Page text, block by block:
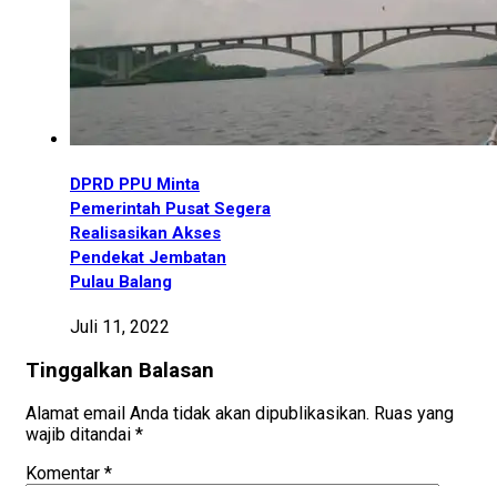
DPRD PPU Minta
Pemerintah Pusat Segera
Realisasikan Akses
Pendekat Jembatan
Pulau Balang
Juli 11, 2022
Tinggalkan Balasan
Alamat email Anda tidak akan dipublikasikan. Ruas yang
wajib ditandai *
Komentar *